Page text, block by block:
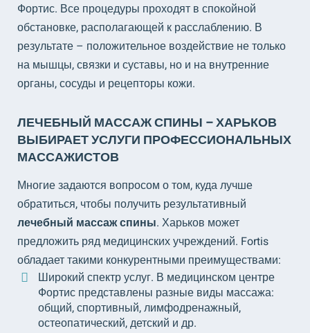
Фортис. Все процедуры проходят в спокойной
обстановке, располагающей к расслаблению. В
результате – положительное воздействие не только
на мышцы, связки и суставы, но и на внутренние
органы, сосуды и рецепторы кожи.
ЛЕЧЕБНЫЙ МАССАЖ СПИНЫ – ХАРЬКОВ
ВЫБИРАЕТ УСЛУГИ ПРОФЕССИОНАЛЬНЫХ
МАССАЖИСТОВ
Многие задаются вопросом о том, куда лучше
обратиться, чтобы получить результативный
лечебный массаж спины. Харьков может
предложить ряд медицинских учреждений. Fortis
обладает такими конкурентными преимуществами:
Широкий спектр услуг. В медицинском центре
Фортис представлены разные виды массажа:
общий, спортивный, лимфодренажный,
остеопатический, детский и др.